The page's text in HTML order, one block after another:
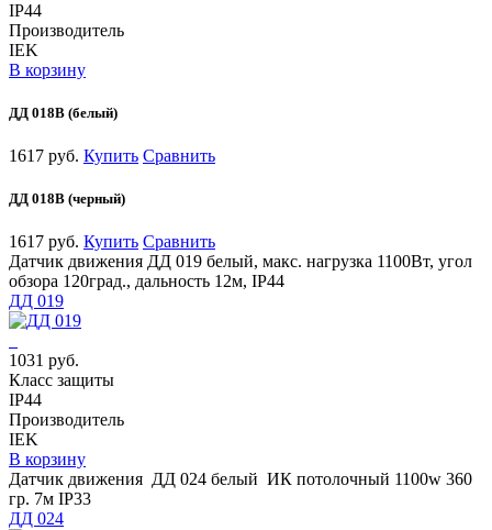
IP44
Производитель
IEK
В корзину
ДД 018В (белый)
1617 руб. Купить Сравнить
ДД 018В (черный)
1617 руб. Купить Сравнить
Датчик движения ДД 019 белый, макс. нагрузка 1100Вт, угол
обзора 120град., дальность 12м, IP44
ДД 019
1031 руб.
Класс защиты
IP44
Производитель
IEK
В корзину
Датчик движения ДД 024 белый ИК потолочный 1100w 360
гр. 7м IP33
ДД 024